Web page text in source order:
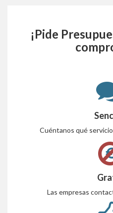
¡Pide
Cuéntanos qué
Las empresas